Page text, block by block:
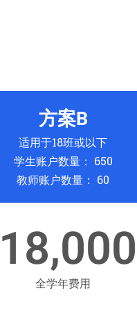
方案B
适用于18班或以下
学生账户数量： 650
教师账户数量： 60
全学年费用